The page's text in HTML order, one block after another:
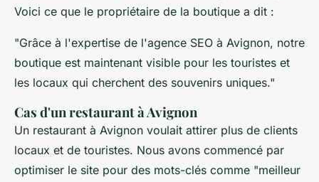
Voici ce que le propriétaire de la boutique a dit :
"Grâce à l'expertise de l'agence SEO à Avignon, notre
boutique est maintenant visible pour les touristes et
les locaux qui cherchent des souvenirs uniques."
Cas d'un restaurant à Avignon
Un restaurant à Avignon voulait attirer plus de clients
locaux et de touristes. Nous avons commencé par
optimiser le site pour des mots-clés comme "meilleur